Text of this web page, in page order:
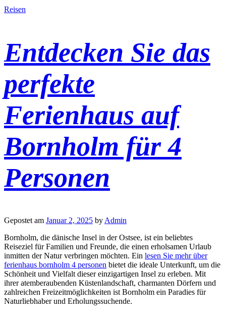
Reisen
Entdecken Sie das
perfekte
Ferienhaus auf
Bornholm für 4
Personen
Gepostet am Januar 2, 2025 by Admin
Bornholm, die dänische Insel in der Ostsee, ist ein beliebtes
Reiseziel für Familien und Freunde, die einen erholsamen Urlaub
inmitten der Natur verbringen möchten. Ein lesen Sie mehr über
ferienhaus bornholm 4 personen bietet die ideale Unterkunft, um die
Schönheit und Vielfalt dieser einzigartigen Insel zu erleben. Mit
ihrer atemberaubenden Küstenlandschaft, charmanten Dörfern und
zahlreichen Freizeitmöglichkeiten ist Bornholm ein Paradies für
Naturliebhaber und Erholungssuchende.